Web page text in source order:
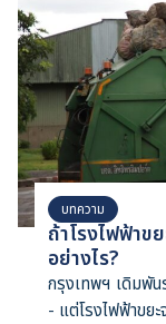
บทความ
ถ้าโรงไฟฟ้าข
อย่างไร?
กรุงเทพฯ เดิมพัน
- แต่โรงไฟฟ้าขย